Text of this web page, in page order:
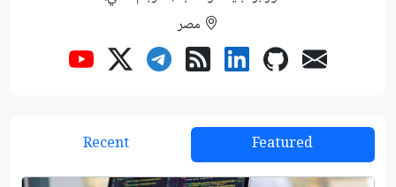
مصر
Featured
Recent